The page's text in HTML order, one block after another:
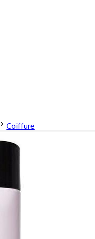
Coiffure